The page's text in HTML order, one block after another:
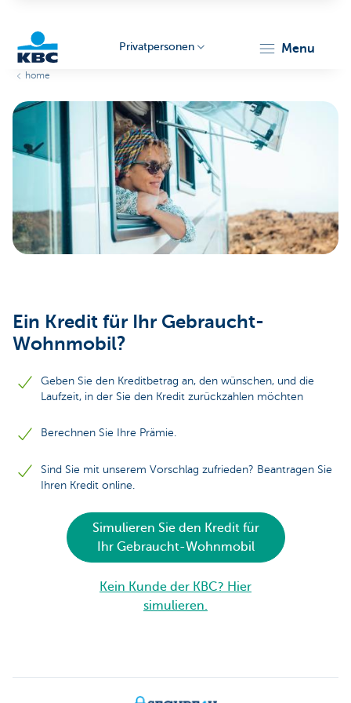
Particulieren
Privatpersonen menu
home
Ein Kredit für Ihr Gebraucht-
Wohnmobil?
Geben Sie den Kreditbetrag an, den wünschen, und die
Laufzeit, in der Sie den Kredit zurückzahlen möchten
Berechnen Sie Ihre Prämie.
Sind Sie mit unserem Vorschlag zufrieden? Beantragen Sie
Ihren Kredit online.
Simulieren Sie den Kredit für
Ihr Gebraucht-Wohnmobil
Kein Kunde der KBC? Hier
simulieren.